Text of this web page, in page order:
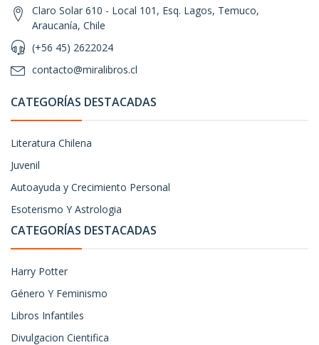
Claro Solar 610 - Local 101, Esq. Lagos, Temuco,
Araucanía, Chile
(+56 45) 2622024
contacto@miralibros.cl
CATEGORÍAS DESTACADAS
Literatura Chilena
Juvenil
Autoayuda y Crecimiento Personal
Esoterismo Y Astrologia
CATEGORÍAS DESTACADAS
Harry Potter
Género Y Feminismo
Libros Infantiles
Divulgacion Cientifica